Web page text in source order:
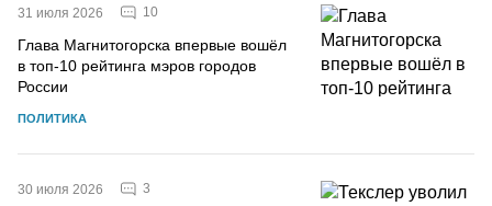
31 июля 2026 10
Глава Магнитогорска впервые вошёл
в топ-10 рейтинга мэров городов
России
ПОЛИТИКА
30 июля 2026 3